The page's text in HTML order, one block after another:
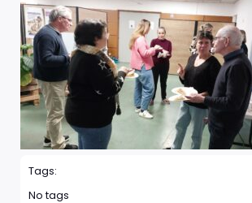
Tags:
No tags